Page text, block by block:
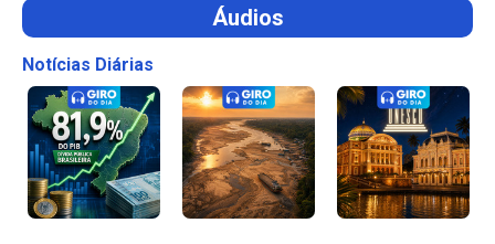
Áudios
Notícias Diárias